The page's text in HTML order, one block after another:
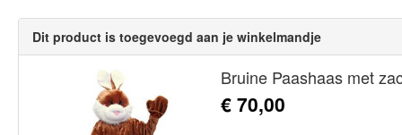
Dit product is toegevoegd aan je winkelmandje
Bruine Paashaas met
€ 70,00